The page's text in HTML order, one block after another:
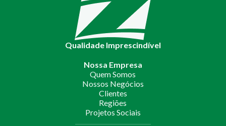
Qualidade Imprescindível
Nossa Empresa
Quem Somos
Nossos Negócios
Clientes
Regiões
Projetos Sociais